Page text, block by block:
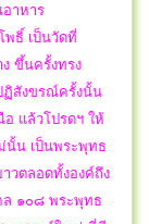
าหาร
พธิ์ เป็นวัดที่
ง ขึ้นครั้งทรง
ฏิสังขรณ์ครั้งนั้น
อ แล้วโปรดฯ ให้
นั้น เป็นพระพุทธ
วตลอดทั้งองค์ถึง
ล ๑๐๘ พระพุทธ